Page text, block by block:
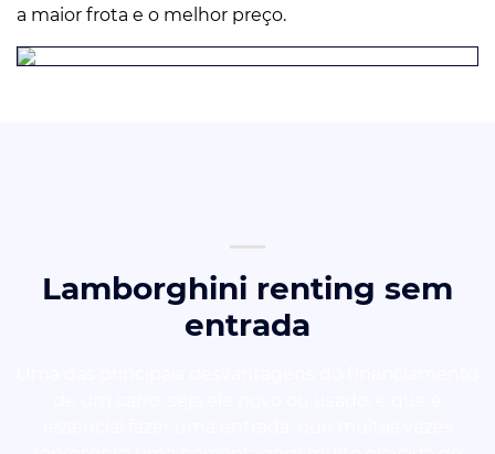
a maior frota e o melhor preço.
Lamborghini renting sem
entrada